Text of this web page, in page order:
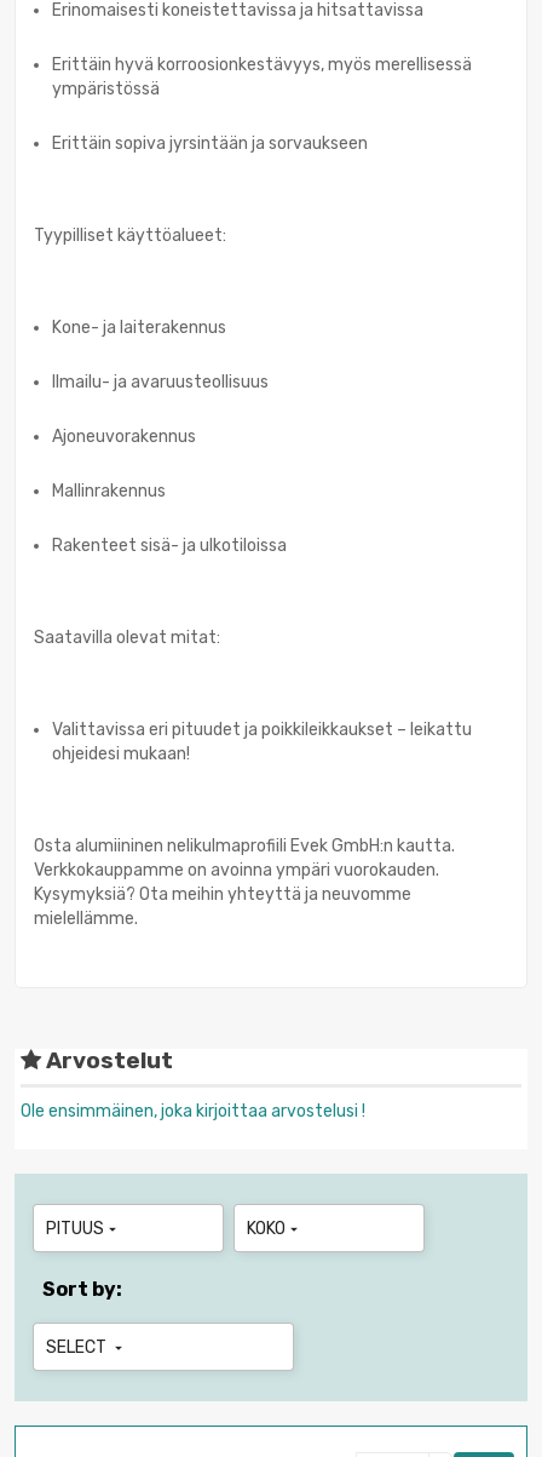
Erinomaisesti koneistettavissa ja hitsattavissa
Erittäin hyvä korroosionkestävyys, myös merellisessä
ympäristössä
Erittäin sopiva jyrsintään ja sorvaukseen
Tyypilliset käyttöalueet:
Kone- ja laiterakennus
Ilmailu- ja avaruusteollisuus
Ajoneuvorakennus
Mallinrakennus
Rakenteet sisä- ja ulkotiloissa
Saatavilla olevat mitat:
Valittavissa eri pituudet ja poikkileikkaukset – leikattu
ohjeidesi mukaan!
Osta alumiininen nelikulmaprofiili Evek GmbH:n kautta.
Verkkokauppamme on avoinna ympäri vuorokauden.
Kysymyksiä? Ota meihin yhteyttä ja neuvomme
mielellämme.
Arvostelut
Ole ensimmäinen, joka kirjoittaa arvostelusi !
PITUUS  KOKO 
Sort by:
SELECT 